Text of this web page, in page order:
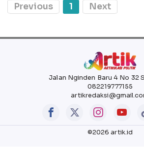
Previous 1 Next
Jalan Nginden Baru 4 No 32
082219777155
©2026 artik.id